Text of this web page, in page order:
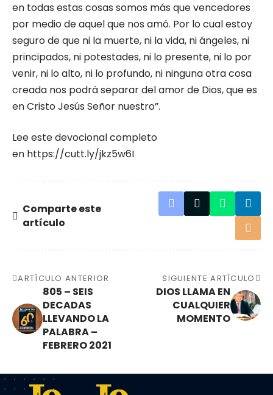
en todas estas cosas somos más que vencedores
por medio de aquel que nos amó. Por lo cual estoy
seguro de que ni la muerte, ni la vida, ni ángeles, ni
principados, ni potestades, ni lo presente, ni lo por
venir, ni lo alto, ni lo profundo, ni ninguna otra cosa
creada nos podrá separar del amor de Dios, que es
en Cristo Jesús Señor nuestro”.
Lee este devocional completo
en https://cutt.ly/jkz5w6I
Comparte este
artículo
ARTÍCULO ANTERIOR
805 – SEIS
DECADAS
LLEVANDO LA
PALABRA –
FEBRERO 2021
SIGUIENTE ARTÍCULO
DIOS LLAMA EN
CUALQUIER
MOMENTO